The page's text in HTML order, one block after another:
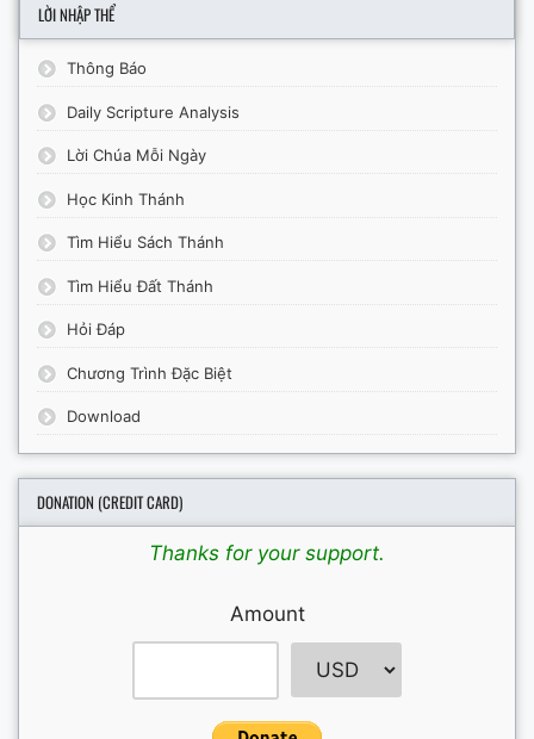
LỜI NHẬP THỂ
Thông Báo
Daily Scripture Analysis
Lời Chúa Mỗi Ngày
Học Kinh Thánh
Tìm Hiểu Sách Thánh
Tìm Hiểu Đất Thánh
Hỏi Đáp
Chương Trình Đặc Biệt
Download
DONATION (CREDIT CARD)
Thanks for your support.
Amount